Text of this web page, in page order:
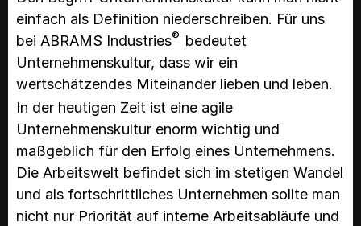
einfach als Definition niederschreiben. Für uns
bei ABRAMS Industries® bedeutet
Unternehmenskultur, dass wir ein
wertschätzendes Miteinander lieben und leben.
In der heutigen Zeit ist eine agile
Unternehmenskultur enorm wichtig und
maßgeblich für den Erfolg eines Unternehmens.
Die Arbeitswelt befindet sich im stetigen Wandel
und als fortschrittliches Unternehmen sollte man
nicht nur Priorität auf interne Arbeitsabläufe und